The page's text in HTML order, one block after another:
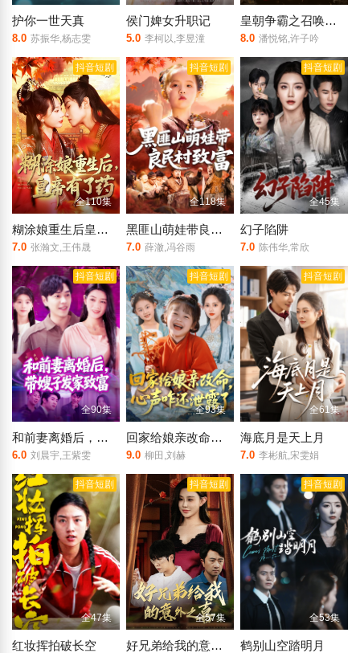
护你一世天真
8.0 苏振华,杨志雯
侯门婢女升职记
5.0 李柯以,李昱潼
皇朝争霸之召唤群雄
8.0 潘悦铭,许子吟
抖音短剧
全110集
糊涂娘重生后皇帝有了药
7.0 张瀚文,王伟晟
抖音短剧
全118集
黑匪山萌娃带良民村致富
7.0 薛澈,冯谷雨
抖音短剧
全45集
幻子陷阱
7.0 陈伟华,常欣
抖音短剧
全90集
和前妻离婚后，带嫂子发家致富
6.0 刘晨宇,王紫雯
抖音短剧
全93集
回家给娘亲改命，心声咋还泄露了
9.0 柳田,刘赫
抖音短剧
全61集
海底月是天上月
7.0 李彬航,宋雯娟
抖音短剧
全47集
红妆挥拍破长空
抖音短剧
全57集
好兄弟给我的意外之喜
抖音短剧
全53集
鹤别山空踏明月